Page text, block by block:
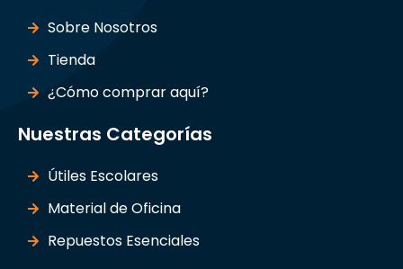
Sobre Nosotros
Tienda
¿Cómo comprar aquí?
Nuestras Categorías
Útiles Escolares
Material de Oficina
Repuestos Esenciales